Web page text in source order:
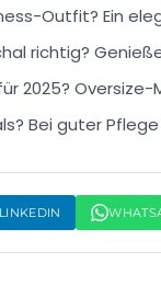
Outfit? Ein
richtig?
2025? Oversize-
Bei guter
LINKEDIN